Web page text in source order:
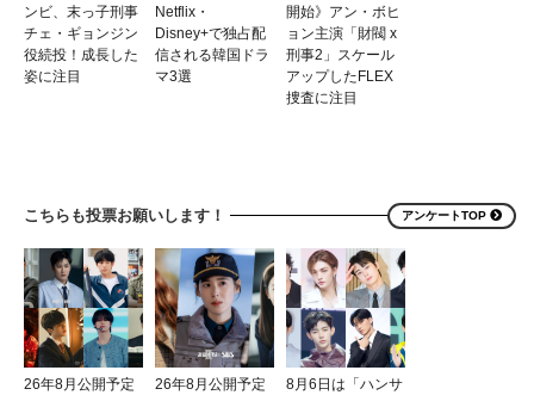
ンビ、末っ子刑事
チェ・ギョンジン
役続投！成長した
姿に注目
Netflix・
Disney+で独占配
信される韓国ドラ
マ3選
開始》アン・ボヒ
ョン主演「財閥 x
刑事2」スケール
アップしたFLEX
捜査に注目
こちらも投票お願いします！ アンケートTOP
26年8月公開予定
26年8月公開予定
8月6日は「ハンサ